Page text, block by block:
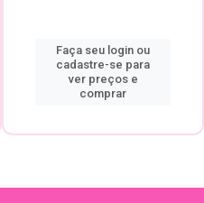
Faça seu login ou
cadastre-se para
ver preços e
comprar